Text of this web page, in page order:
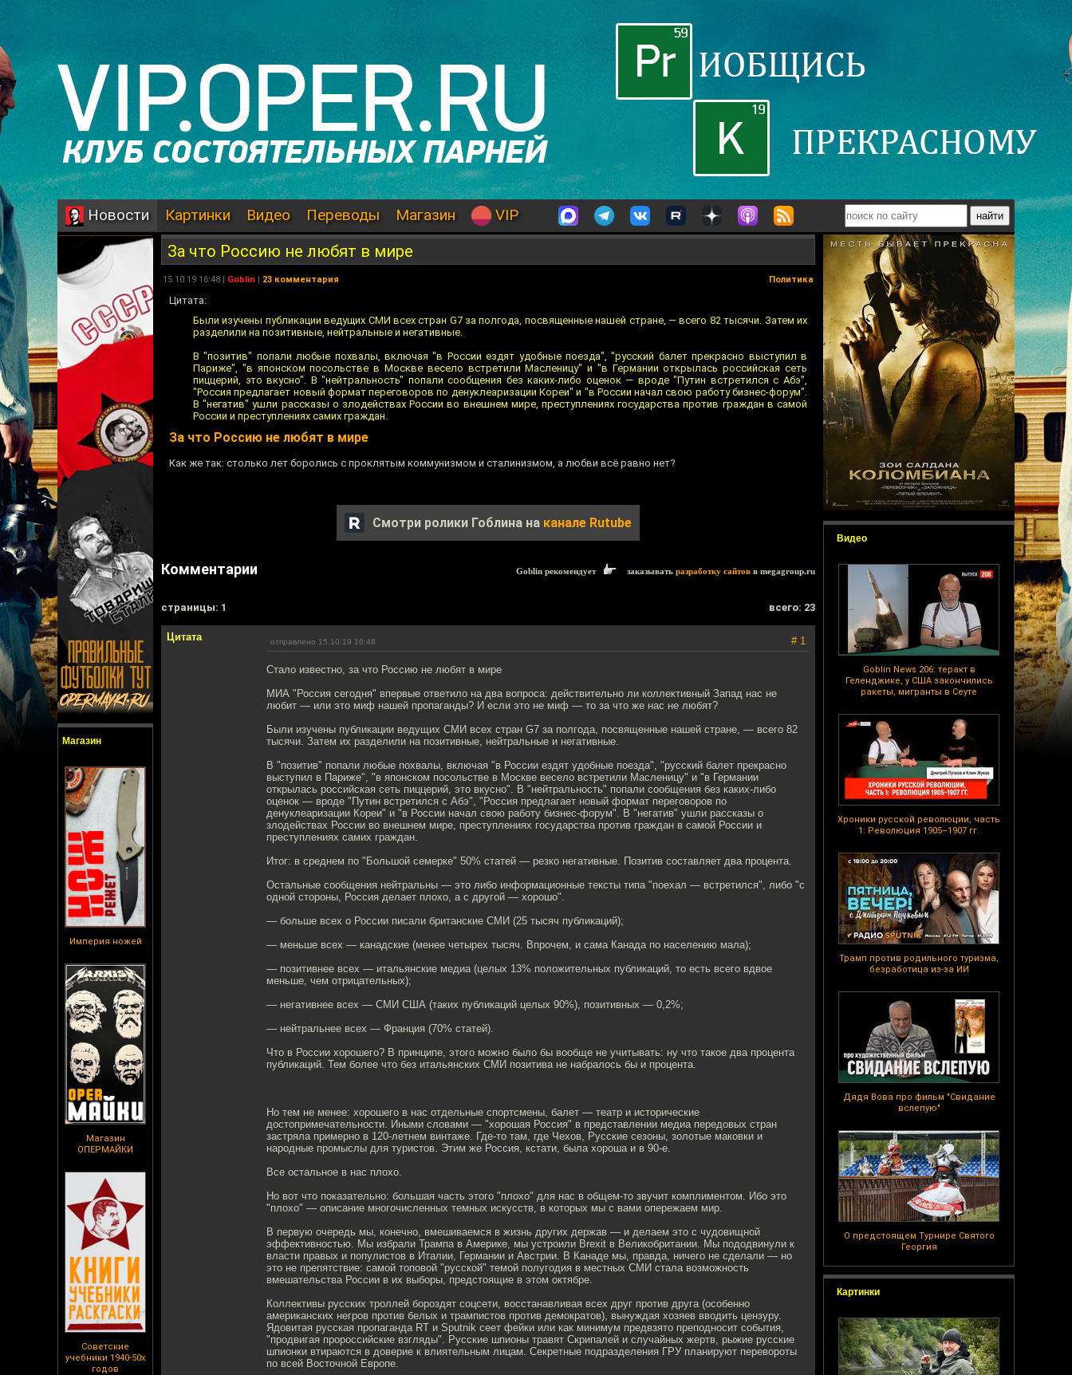
Новости Картинки Видео Переводы Магазин VIP
Магазин
Империя ножей
Магазин
ОПЕРМАЙКИ
Советские
учебники 1940-50х
годов
Видео
Goblin News 206: теракт в
Геленджике, у США закончились
ракеты, мигранты в Сеуте
Хроники русской революции, часть
1: Революция 1905–1907 гг.
Трамп против родильного туризма,
безработица из-за ИИ
Дядя Вова про фильм "Свидание
вслепую"
О предстоящем Турнире Святого
Георгия
Картинки
За что Россию не любят в мире
15.10.19 16:48 | Goblin | 23 комментария Политика
Цитата:
Были изучены публикации ведущих СМИ всех стран G7 за полгода, посвященные нашей стране, — всего 82 тысячи. Затем их
разделили на позитивные, нейтральные и негативные.
В "позитив" попали любые похвалы, включая "в России ездят удобные поезда", "русский балет прекрасно выступил в
Париже", "в японском посольстве в Москве весело встретили Масленицу" и "в Германии открылась российская сеть
пиццерий, это вкусно". В "нейтральность" попали сообщения без каких-либо оценок — вроде "Путин встретился с Абэ",
"Россия предлагает новый формат переговоров по денуклеаризации Кореи" и "в России начал свою работу бизнес-форум".
В "негатив" ушли рассказы о злодействах России во внешнем мире, преступлениях государства против граждан в самой
России и преступлениях самих граждан.
За что Россию не любят в мире
Как же так: столько лет боролись с проклятым коммунизмом и сталинизмом, а любви всё равно нет?
Смотри ролики Гоблина на канале Rutube
Комментарии Goblin рекомендует заказывать разработку сайтов в megagroup.ru
cтраницы: 1 всего: 23
Цитата отправлено 15.10.19 16:48 # 1
Стало известно, за что Россию не любят в мире
МИА "Россия сегодня" впервые ответило на два вопроса: действительно ли коллективный Запад нас не
любит — или это миф нашей пропаганды? И если это не миф — то за что же нас не любят?
Были изучены публикации ведущих СМИ всех стран G7 за полгода, посвященные нашей стране, — всего 82
тысячи. Затем их разделили на позитивные, нейтральные и негативные.
В "позитив" попали любые похвалы, включая "в России ездят удобные поезда", "русский балет прекрасно
выступил в Париже", "в японском посольстве в Москве весело встретили Масленицу" и "в Германии
открылась российская сеть пиццерий, это вкусно". В "нейтральность" попали сообщения без каких-либо
оценок — вроде "Путин встретился с Абэ", "Россия предлагает новый формат переговоров по
денуклеаризации Кореи" и "в России начал свою работу бизнес-форум". В "негатив" ушли рассказы о
злодействах России во внешнем мире, преступлениях государства против граждан в самой России и
преступлениях самих граждан.
Итог: в среднем по "Большой семерке" 50% статей — резко негативные. Позитив составляет два процента.
Остальные сообщения нейтральны — это либо информационные тексты типа "поехал — встретился", либо "с
одной стороны, Россия делает плохо, а с другой — хорошо".
— больше всех о России писали британские СМИ (25 тысяч публикаций);
— меньше всех — канадские (менее четырех тысяч. Впрочем, и сама Канада по населению мала);
— позитивнее всех — итальянские медиа (целых 13% положительных публикаций, то есть всего вдвое
меньше, чем отрицательных);
— негативнее всех — СМИ США (таких публикаций целых 90%), позитивных — 0,2%;
— нейтральнее всех — Франция (70% статей).
Что в России хорошего? В принципе, этого можно было бы вообще не учитывать: ну что такое два процента
публикаций. Тем более что без итальянских СМИ позитива не набралось бы и процента.
Но тем не менее: хорошего в нас отдельные спортсмены, балет — театр и исторические
достопримечательности. Иными словами — "хорошая Россия" в представлении медиа передовых стран
застряла примерно в 120-летнем винтаже. Где-то там, где Чехов, Русские сезоны, золотые маковки и
народные промыслы для туристов. Этим же Россия, кстати, была хороша и в 90-е.
Все остальное в нас плохо.
Но вот что показательно: большая часть этого "плохо" для нас в общем-то звучит комплиментом. Ибо это
"плохо" — описание многочисленных темных искусств, в которых мы с вами опережаем мир.
В первую очередь мы, конечно, вмешиваемся в жизнь других держав — и делаем это с чудовищной
эффективностью. Мы избрали Трампа в Америке, мы устроили Brexit в Великобритании. Мы пододвинули к
власти правых и популистов в Италии, Германии и Австрии. В Канаде мы, правда, ничего не сделали — но
это не препятствие: самой топовой "русской" темой полугодия в местных СМИ стала возможность
вмешательства России в их выборы, предстоящие в этом октябре.
Коллективы русских троллей бороздят соцсети, восстанавливая всех друг против друга (особенно
американских негров против белых и трампистов против демократов), вынуждая хозяев вводить цензуру.
Ядовитая русская пропаганда RT и Sputnik сеет фейки или как минимум предвзято преподносит события,
"продвигая пророссийские взгляды". Русские шпионы травят Скрипалей и случайных жертв, рыжие русские
шпионки втираются в доверие к влиятельным лицам. Секретные подразделения ГРУ планируют перевороты
по всей Восточной Европе.